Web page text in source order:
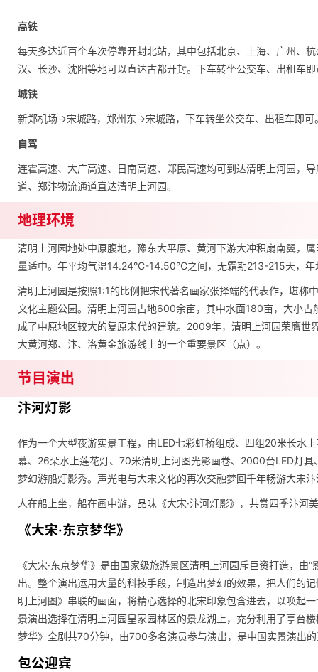
高铁
每天多达近百个车次停靠开封北站，其中包括北京、上海、广州、
汉、长沙、沈阳等地可以直达古都开封。下车转坐公交车、出租车
城铁
新郑机场→宋城路，郑州东→宋城路，下车转坐公交车、出租车即可
自驾
连霍高速、大广高速、日南高速、郑民高速均可到达清明上河园，
道、郑汴物流通道直达清明上河园。
地理环境
清明上河园地处中原腹地，豫东大平原、黄河下游大冲积扇南翼，
量适中。年平均气温14.24°C-14.50°C之间，无霜期213-215天，
清明上河园是按照1:1的比例把宋代著名画家张择端的代表作，堪称
文化主题公园。清明上河园占地600余亩，其中水面180亩，大小
成了中原地区较大的复原宋代的建筑。2009年，清明上河园荣膺
大黄河郑、汴、洛黄金旅游线上的一个重要景区（点）。
节目演出
汴河灯影
作为一个大型夜游实景工程，由LED七彩虹桥组成、四组20米长水
幕、26朵水上莲花灯、70米清明上河图光影画卷、2000台LED灯
梦幻游船灯影秀。声光电与大宋文化的再次交融梦回千年畅游大宋
人在船上坐，船在画中游，品味《大宋·汴河灯影》，共赏四季汴河
《大宋·东京梦华》
《大宋·东京梦华》是由国家级旅游景区清明上河园斥巨资打造，
出。整个演出运用大量的科技手段，制造出梦幻的效果，把人们的
明上河图》串联的画面，将精心选择的北宋印象包含进去，以唤起
景演出选择在清明上河园皇家园林区的景龙湖上，充分利用了亭台
梦华》全剧共70分钟，由700多名演员参与演出，是中国实景演出
包公迎宾